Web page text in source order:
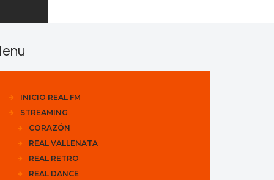
INICIO REAL FM
STREAMING
CORAZÓN
REAL VALLENATA
REAL RETRO
REAL DANCE